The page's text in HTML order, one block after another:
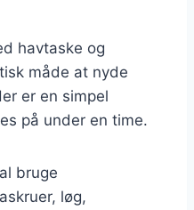
havtaske og
måde at nyde
er en simpel
på under en time.
bruge
løg,